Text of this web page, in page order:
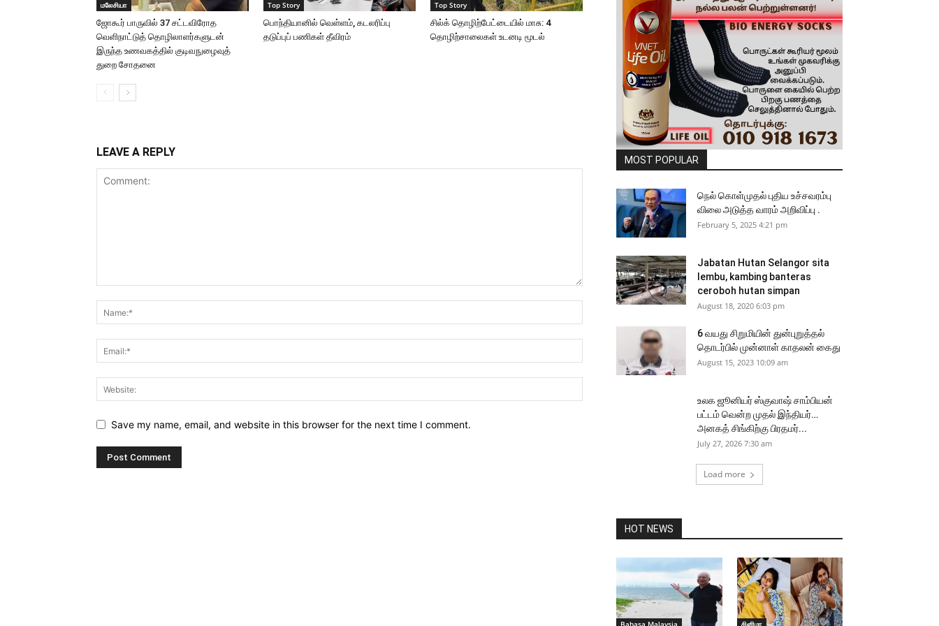
மலேசியா
ஜோகூர் பாருவில் 37 சட்டவிரோத
வெளிநாட்டுத் தொழிலாளர்களுடன்
இருந்த உணவகத்தில் குடிவநுழைவுத்
துறை சோதனை
Top Story
பொந்தியானில் வெள்ளம், கடலரிப்பு
தடுப்புப் பணிகள் தீவிரம்
Top Story
சில்க் தொழிற்பேட்டையில் மாசு: 4
தொழிற்சாலைகள் உடனடி மூடல்
LEAVE A REPLY
Save my name, email, and website in this browser for the next time I comment.
MOST POPULAR
நெல் கொள்முதல் புதிய உச்சவரம்பு
விலை அடுத்த வாரம் அறிவிப்பு .
February 5, 2025 4:21 pm
Jabatan Hutan Selangor sita
lembu, kambing banteras
ceroboh hutan simpan
August 18, 2020 6:03 pm
6 வயது சிறுமியின் துன்புறுத்தல்
தொடர்பில் முன்னாள் காதலன் கைது
August 15, 2023 10:09 am
உலக ஜூனியர் ஸ்குவாஷ் சாம்பியன்
பட்டம் வென்ற முதல் இந்தியர்…
அனகத் சிங்கிற்கு பிரதமர்...
July 27, 2026 7:30 am
Load more
HOT NEWS
Bahasa Malaysia சினிமா